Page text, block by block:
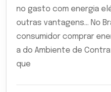
no gasto com energia
outras vantagens… No
consumidor comprar
a do Ambiente de
que